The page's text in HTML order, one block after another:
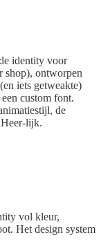
identity voor
shop), ontworpen
iets getweakte)
custom font.
de
lijk.
vol kleur,
Het design system